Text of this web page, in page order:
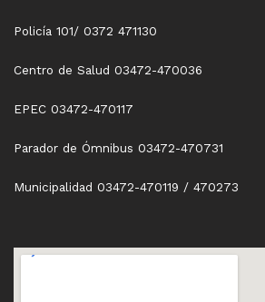
Policía 101/ 0372 471130
Centro de Salud 03472-470036
EPEC 03472-470117
Parador de Ómnibus 03472-470731
Municipalidad 03472-470119 / 470273